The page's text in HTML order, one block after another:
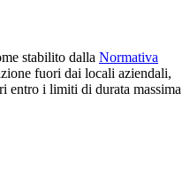
stabilito dalla Normativa
fuori dai locali aziendali,
entro i limiti di durata massima